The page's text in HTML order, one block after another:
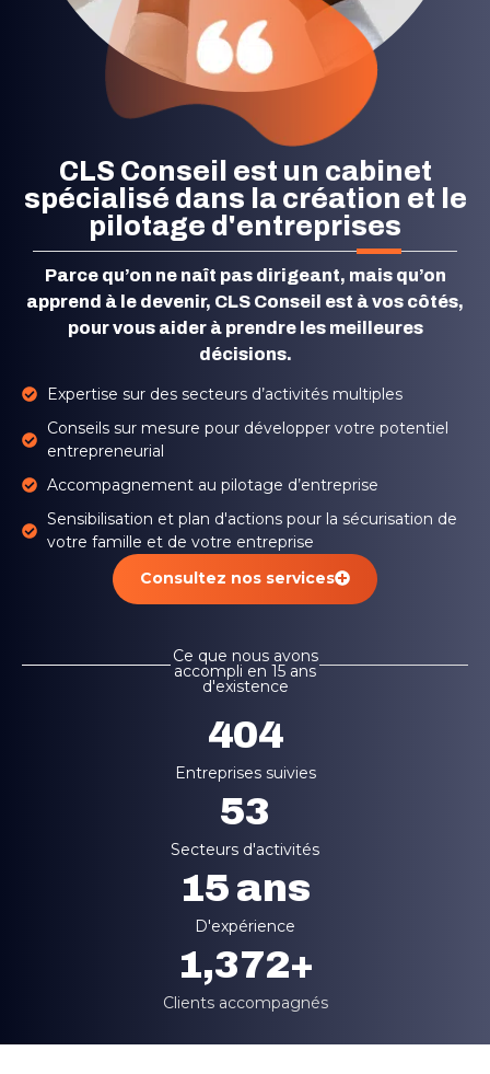
CLS Conseil est un cabinet
spécialisé dans la création et le
pilotage d'entreprises
Parce qu’on ne naît pas dirigeant, mais qu’on
apprend à le devenir, CLS Conseil est à vos côtés,
pour vous aider à prendre les meilleures
décisions.
Expertise sur des secteurs d’activités multiples
Conseils sur mesure pour développer votre potentiel
entrepreneurial
Accompagnement au pilotage d’entreprise
Sensibilisation et plan d'actions pour la sécurisation de
votre famille et de votre entreprise
Consultez nos services
Ce que nous avons
accompli en 15 ans
d'existence
Entreprises suivies
404
Secteurs d'activités
53
D'expérience
15 ans
Clients accompagnés
1,372+